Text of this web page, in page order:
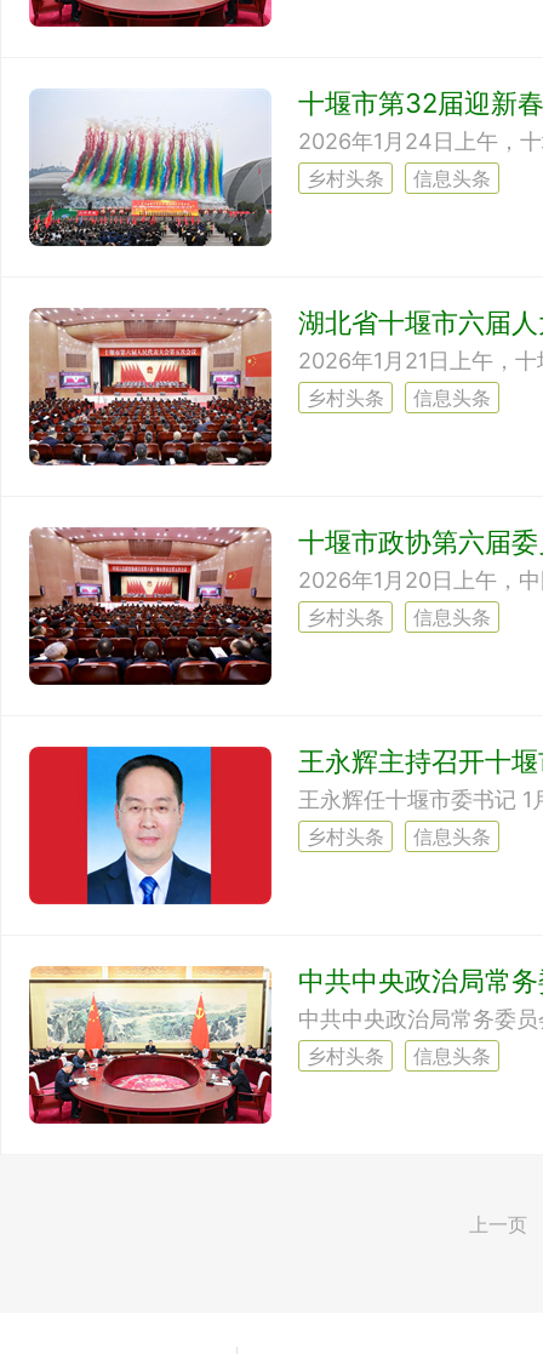
十堰市第32届迎新
乡村头条 信息头条
湖北省十堰市六届
乡村头条 信息头条
十堰市政协第六届
乡村头条 信息头条
王永辉主持召开十
乡村头条 信息头条
中共中央政治局常
乡村头条 信息头条
上一页